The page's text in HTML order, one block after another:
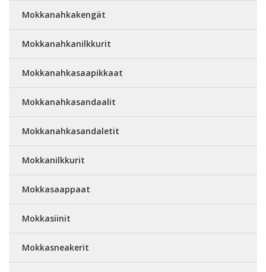
Mokkanahkakengät
Mokkanahkanilkkurit
Mokkanahkasaapikkaat
Mokkanahkasandaalit
Mokkanahkasandaletit
Mokkanilkkurit
Mokkasaappaat
Mokkasiinit
Mokkasneakerit